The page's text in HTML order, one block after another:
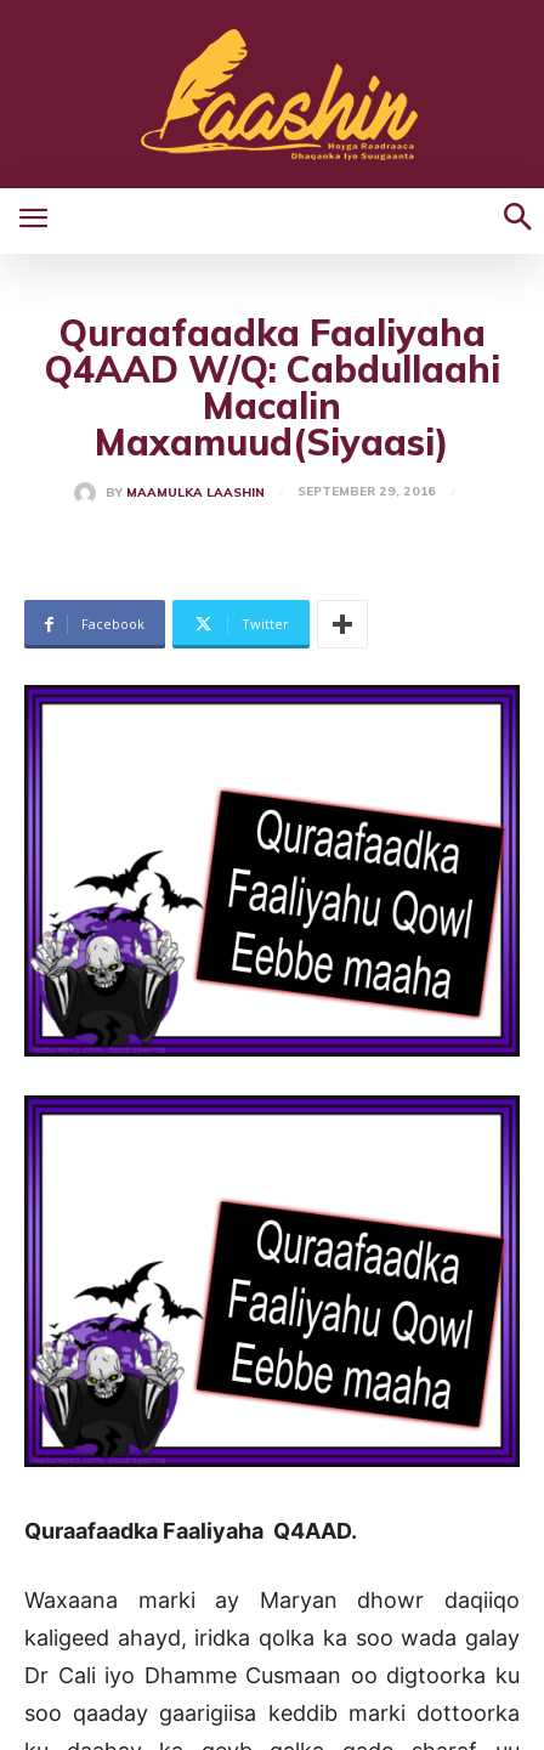
Quraafaadka Faaliyaha
Q4AAD W/Q: Cabdullaahi
Macalin
Maxamuud(Siyaasi)
BY MAAMULKA LAASHIN SEPTEMBER 29, 2016
Facebook Twitter
Quraafaadka Faaliyaha Q4AAD.
Waxaana marki ay Maryan dhowr daqiiqo
kaligeed ahayd, iridka qolka ka soo wada galay
Dr Cali iyo Dhamme Cusmaan oo digtoorka ku
soo qaaday gaarigiisa keddib marki dottoorka